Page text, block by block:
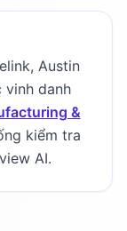
Austin
vinh danh
&
kiểm tra
AI.